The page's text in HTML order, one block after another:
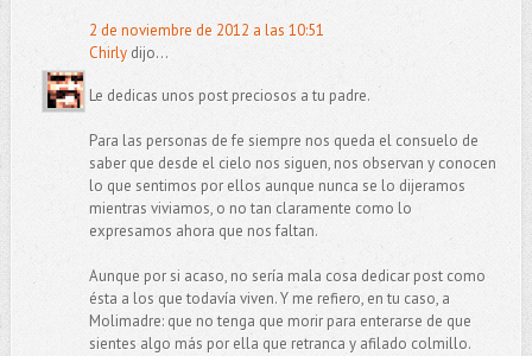
2 de noviembre de 2012 a las 10:51
Chirlydijo...
Le dedicas unos post preciosos a tu padre.
Para las personas de fe siempre nos queda el consuelo de
saber que desde el cielo nos siguen, nos observan y conocen
lo que sentimos por ellos aunque nunca se lo dijeramos
mientras viviamos, o no tan claramente como lo
expresamos ahora que nos faltan.
Aunque por si acaso, no sería mala cosa dedicar post como
ésta a los que todavía viven. Y me refiero, en tu caso, a
Molimadre: que no tenga que morir para enterarse de que
sientes algo más por ella que retranca y afilado colmillo.